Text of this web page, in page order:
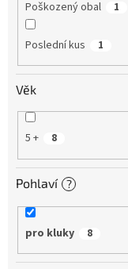
Poškozený obal 1
Poslední kus 1
Věk
5 + 8
Pohlaví ?
pro kluky 8